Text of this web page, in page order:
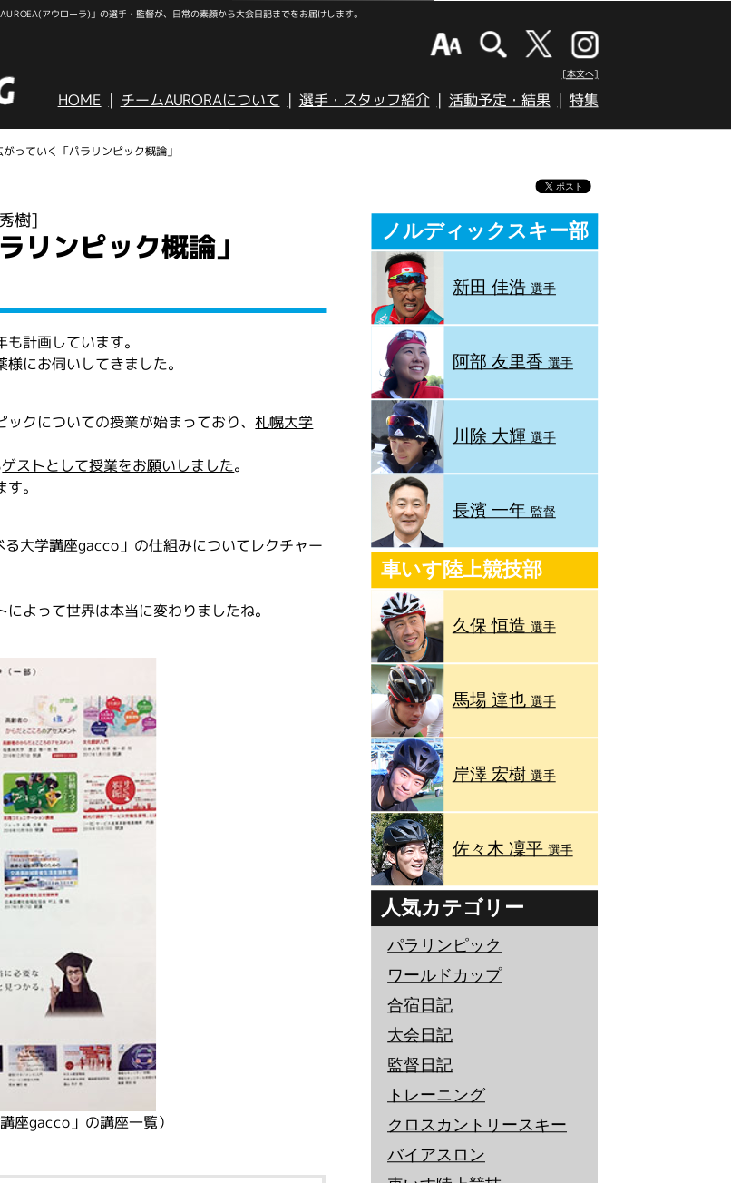
アウローラ)」の選手・監督が、日常の素顔から大会日記までをお届けします。
[本文へ]
HOME チームAURORAについて 選手・スタッフ紹介 活動予定・結果 特集
がっていく「パラリンピック概論」
樹]
リンピック概論」
計画しています。
にお伺いしてきました。
クについての授業が始まっており、札幌大学
ゲストとして授業をお願いしました。
。
大学講座gacco」の仕組みについてレクチャー
よって世界は本当に変わりましたね。
座gacco」の講座一覧）
ノルディックスキー部
新田 佳浩選手
阿部 友里香 選手
川除 大輝 選手
長濱 一年 監督
車いす陸上競技部
久保 恒造 選手
馬場 達也 選手
岸澤 宏樹 選手
佐々木 凜平 選手
人気カテゴリー
パラリンピック
ワールドカップ
合宿日記
大会日記
監督日記
トレーニング
クロスカントリースキー
バイアスロン